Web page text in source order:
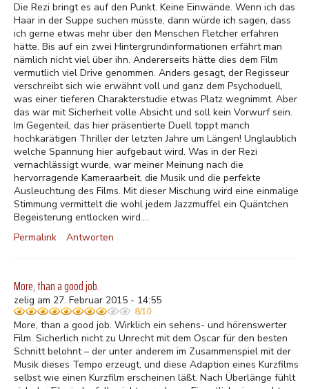
Die Rezi bringt es auf den Punkt. Keine Einwände. Wenn ich das
Haar in der Suppe suchen müsste, dann würde ich sagen, dass
ich gerne etwas mehr über den Menschen Fletcher erfahren
hätte. Bis auf ein zwei Hintergrundinformationen erfährt man
nämlich nicht viel über ihn. Andererseits hätte dies dem Film
vermutlich viel Drive genommen. Anders gesagt, der Regisseur
verschreibt sich wie erwähnt voll und ganz dem Psychoduell,
was einer tieferen Charakterstudie etwas Platz wegnimmt. Aber
das war mit Sicherheit volle Absicht und soll kein Vorwurf sein.
Im Gegenteil, das hier präsentierte Duell toppt manch
hochkarätigen Thriller der letzten Jahre um Längen! Unglaublich
welche Spannung hier aufgebaut wird. Was in der Rezi
vernachlässigt wurde, war meiner Meinung nach die
hervorragende Kameraarbeit, die Musik und die perfekte
Ausleuchtung des Films. Mit dieser Mischung wird eine einmalige
Stimmung vermittelt die wohl jedem Jazzmuffel ein Quäntchen
Begeisterung entlocken wird....
Permalink
Antworten
More, than a good job.
zelig am 27. Februar 2015 - 14:55
8/10
More, than a good job. Wirklich ein sehens- und hörenswerter
Film. Sicherlich nicht zu Unrecht mit dem Oscar für den besten
Schnitt belohnt – der unter anderem im Zusammenspiel mit der
Musik dieses Tempo erzeugt, und diese Adaption eines Kurzfilms
selbst wie einen Kurzfilm erscheinen läßt. Nach Überlänge fühlt